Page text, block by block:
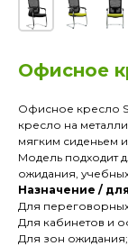
Офисное
Офисное кресло
кресло на
мягким сиденьем
Модель подходит
ожидания,
Назначение /
Для
Для кабинетов и
Для зон ожидания;